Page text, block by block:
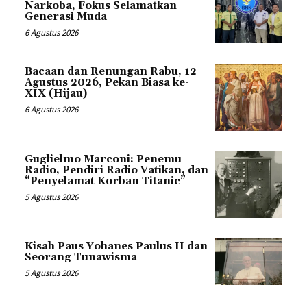
Narkoba, Fokus Selamatkan
Generasi Muda
6 Agustus 2026
Bacaan dan Renungan Rabu, 12
Agustus 2026, Pekan Biasa ke-
XIX (Hijau)
6 Agustus 2026
Guglielmo Marconi: Penemu
Radio, Pendiri Radio Vatikan, dan
“Penyelamat Korban Titanic”
5 Agustus 2026
Kisah Paus Yohanes Paulus II dan
Seorang Tunawisma
5 Agustus 2026